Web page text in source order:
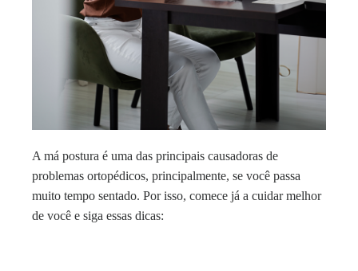
A má postura é uma das principais causadoras de
problemas ortopédicos, principalmente, se você passa
muito tempo sentado. Por isso, comece já a cuidar melhor
de você e siga essas dicas: